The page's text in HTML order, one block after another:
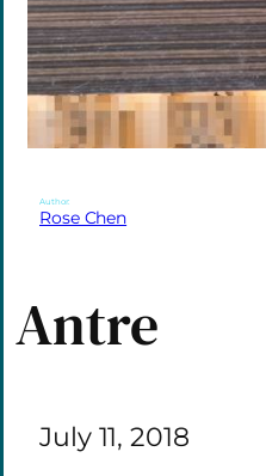
Author:
Rose Chen
Antre
July 11, 2018